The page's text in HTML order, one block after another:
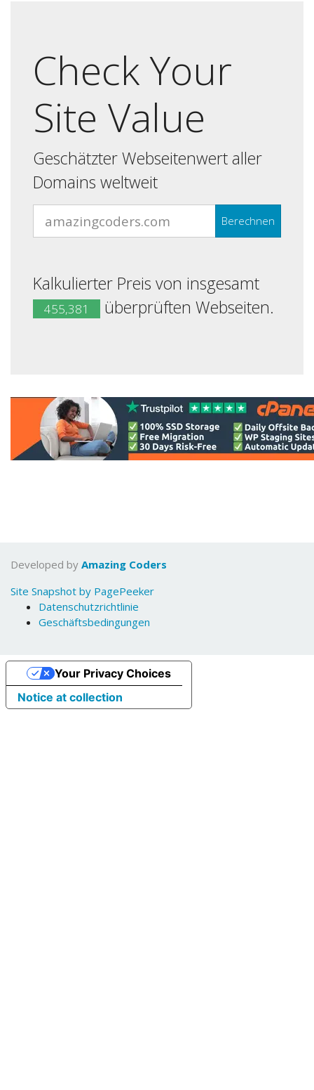
Check Your
Site Value
Geschätzter Webseitenwert aller
Domains weltweit
Berechnen
Kalkulierter Preis von insgesamt
455,381 überprüften Webseiten.
Developed by Amazing Coders
Site Snapshot by PagePeeker
Datenschutzrichtlinie
Geschäftsbedingungen
Notice at collection
Your Privacy Choices